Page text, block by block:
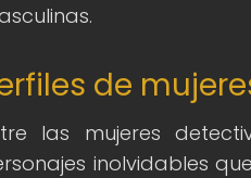
de
las mujeres
inolvidables